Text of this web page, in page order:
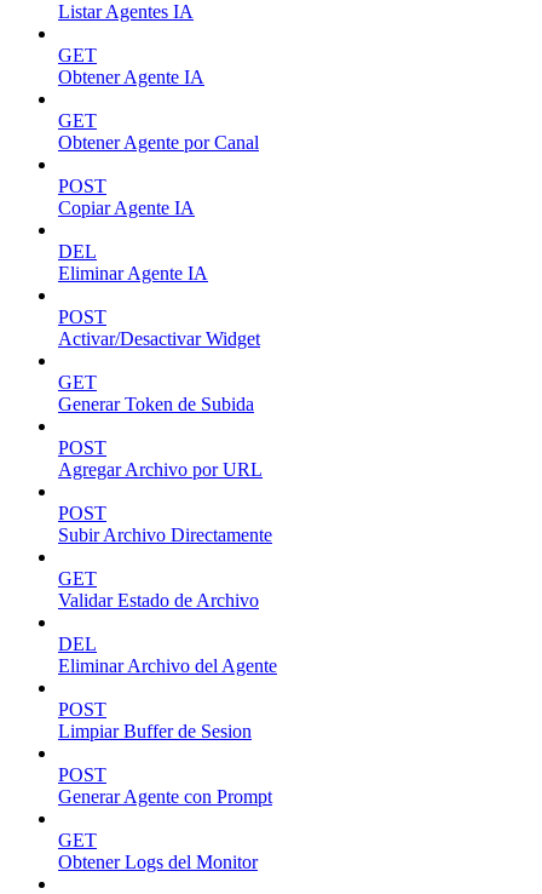
Listar Agentes IA
GET
Obtener Agente IA
GET
Obtener Agente por Canal
POST
Copiar Agente IA
DEL
Eliminar Agente IA
POST
Activar/Desactivar Widget
GET
Generar Token de Subida
POST
Agregar Archivo por URL
POST
Subir Archivo Directamente
GET
Validar Estado de Archivo
DEL
Eliminar Archivo del Agente
POST
Limpiar Buffer de Sesion
POST
Generar Agente con Prompt
GET
Obtener Logs del Monitor